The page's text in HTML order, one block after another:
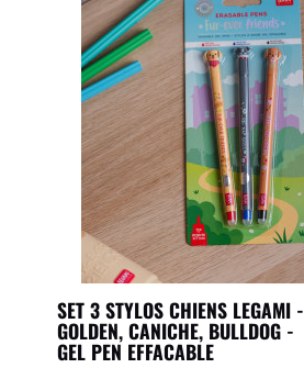
SET 3 STYLOS CHIENS LEGAMI -
GOLDEN, CANICHE, BULLDOG -
GEL PEN EFFACABLE